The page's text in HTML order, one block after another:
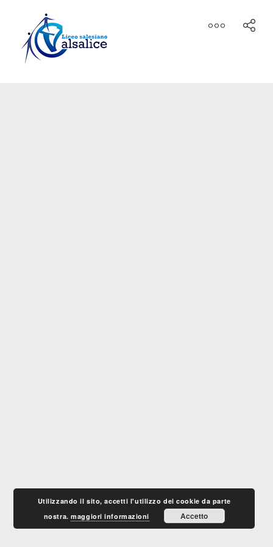
Utilizzando il sito, accetti l'utilizzo dei cookie da parte
nostra.maggiori informazioni Accetto